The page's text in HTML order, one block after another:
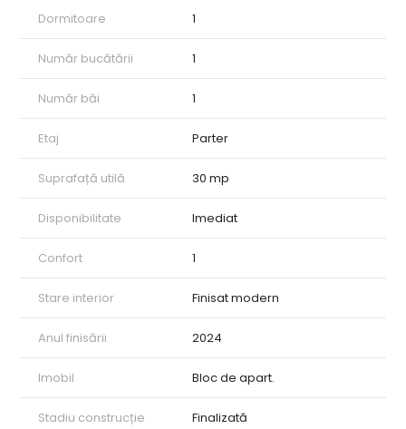
Dormitoare 1
Număr bucătării 1
Număr băi 1
Etaj Parter
Suprafață utilă 30 mp
Disponibilitate Imediat
Confort 1
Stare interior Finisat modern
Anul finisării 2024
Imobil Bloc de apart.
Stadiu construcție Finalizată